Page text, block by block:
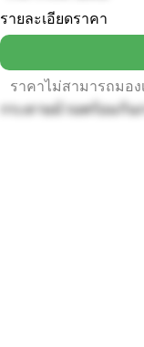
รายละเอียดราคา
ราคาไม่สามารถมอ
กระดาษม้วนพร้อมก้น